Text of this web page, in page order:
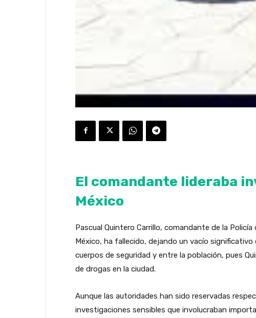
El comandante lideraba
México
Pascual Quintero Carrillo, comandante de la
México, ha fallecido, dejando un vacío
cuerpos de seguridad y entre la población, pues
de drogas en la ciudad.
Aunque las autoridades han sido reservadas
investigaciones sensibles que involucraban